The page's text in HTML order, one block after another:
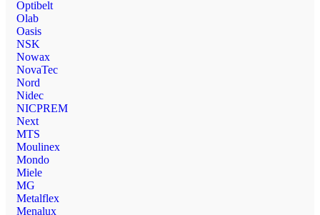
Optibelt
Olab
Oasis
NSK
Nowax
NovaTec
Nord
Nidec
NICPREM
Next
MTS
Moulinex
Mondo
Miele
MG
Metalflex
Menalux